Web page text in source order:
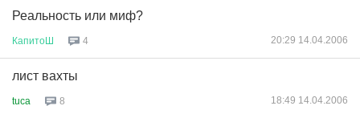
Реальность или миф?
КапитоШ 4 20:29 14.04.2006
лист вахты
tuca 8 18:49 14.04.2006